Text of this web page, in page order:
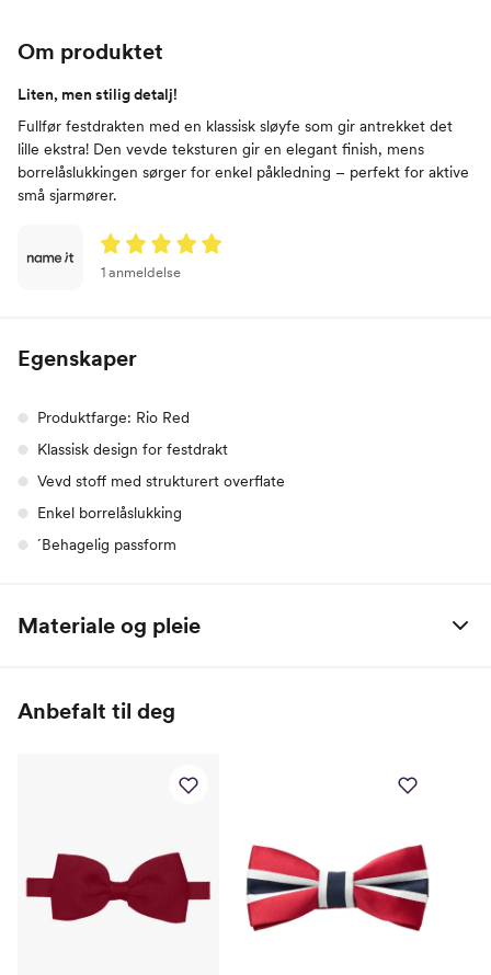
Om produktet
Liten, men stilig detalj!
Fullfør festdrakten med en klassisk sløyfe som gir antrekket det
lille ekstra! Den vevde teksturen gir en elegant finish, mens
borrelåslukkingen sørger for enkel påkledning – perfekt for aktive
små sjarmører.
1 anmeldelse
Egenskaper
Produktfarge: Rio Red
Klassisk design for festdrakt
Vevd stoff med strukturert overflate
Enkel borrelåslukking
´Behagelig passform
Materiale og pleie
Anbefalt til deg